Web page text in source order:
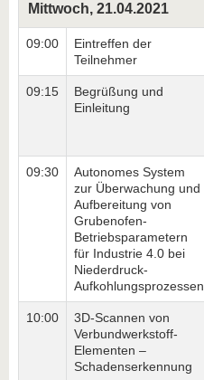
Mittwoch, 21.04.2021
09:00
Eintreffen der
Teilnehmer
09:15
Begrüßung und
Einleitung
09:30
Autonomes System
zur Überwachung und
Aufbereitung von
Grubenofen-
Betriebsparametern
für Industrie 4.0 bei
Niederdruck-
Aufkohlungsprozessen
10:00
3D-Scannen von
Verbundwerkstoff-
Elementen –
Schadenserkennung